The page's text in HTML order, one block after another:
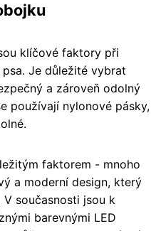
klíčové faktory při
Je důležité vybrat
a zároveň odolný
používají nylonové pásky,
faktorem - mnoho
a moderní design, který
současnosti jsou k
barevnými LED